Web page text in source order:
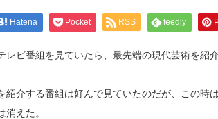
Hatena Pocket RSS feedly
ビ番組を見ていたら、最先端の現代芸術を紹介
介する番組は好んで見ていたのだが、この時
えた。